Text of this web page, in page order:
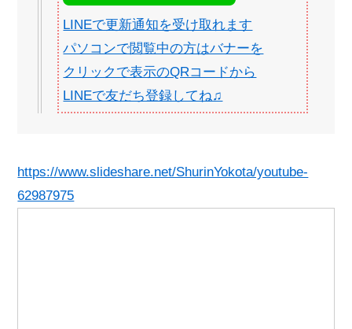
LINEで更新通知を受け取れます
パソコンで閲覧中の方はバナーを
クリックで表示のQRコードから
LINEで友だち登録してね♫
https://www.slideshare.net/ShurinYokota/youtube-
62987975